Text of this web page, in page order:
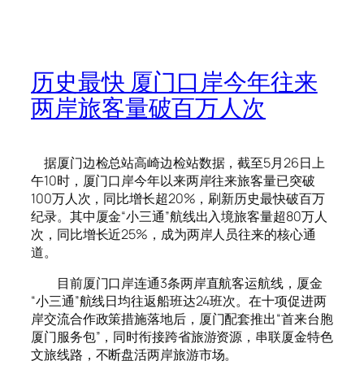
历史最快 厦门口岸今年往来
两岸旅客量破百万人次
据厦门边检总站高崎边检站数据，截至5月26日上
午10时，厦门口岸今年以来两岸往来旅客量已突破
100万人次，同比增长超20%，刷新历史最快破百万
纪录。其中厦金“小三通”航线出入境旅客量超80万人
次，同比增长近25%，成为两岸人员往来的核心通
道。
目前厦门口岸连通3条两岸直航客运航线，厦金
“小三通”航线日均往返船班达24班次。在十项促进两
岸交流合作政策措施落地后，厦门配套推出“首来台胞
厦门服务包”，同时衔接跨省旅游资源，串联厦金特色
文旅线路，不断盘活两岸旅游市场。